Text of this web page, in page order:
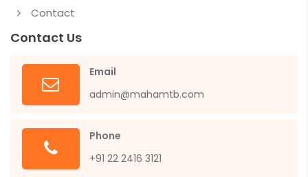
Contact
Contact Us
Email
admin@mahamtb.com
Phone
+91 22 2416 3121